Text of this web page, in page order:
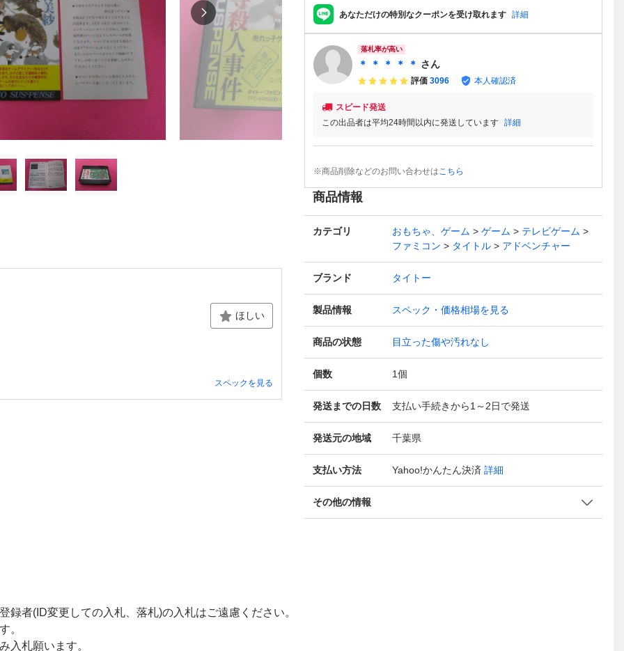
ほしい
スペックを見る
あなただけの特別なクーポンを受け取れます 詳細
落札率が高い
＊ ＊ ＊ ＊ ＊ さん
評価 3096 本人確認済
スピード発送
この出品者は平均24時間以内に発送しています 詳細
※商品削除などのお問い合わせはこちら
商品情報
カテゴリ おもちゃ、ゲーム ゲーム
テレビゲーム
ファミコン
タイトル アドベンチャー
ブランド タイトー
製品情報 スペック・価格相場を見る
商品の状態 目立った傷や汚れなし
個数 1個
発送までの日数 支払い手続きから1～2日で発送
発送元の地域 千葉県
支払い方法 Yahoo!かんたん決済 詳細
その他の情報